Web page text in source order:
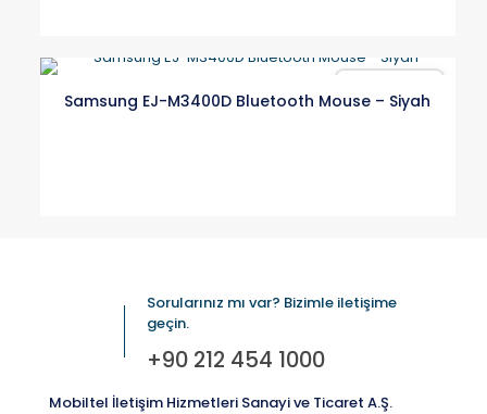
Samsung EJ-M3400D Bluetooth Mouse – Siyah
Sorularınız mı var? Bizimle iletişime
geçin.
+90 212 454 1000
Mobiltel İletişim Hizmetleri Sanayi ve Ticaret A.Ş.